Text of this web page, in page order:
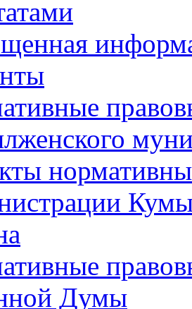
Думы